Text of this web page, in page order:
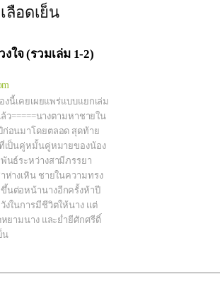
ลือดเย็น
ใจ (รวมเล่ม 1-2)
งนี้เคยเผยแพร่แบบแยกเล่ม
ล้ว=====นางตามหาชายใน
ก่อนมาโดยตลอด สุดท้าย
เป็นคู่หมั้นคู่หมายของน้อง
ธ์ระหว่างสามีภรรยา
ห่างเหิน ชายในความทรง
นต่อหน้านางอีกครั้งห้าปี
งในการมีชีวิตให้นาง แต่
ยามนาง และย่ำยีศักศรีดิ์
น